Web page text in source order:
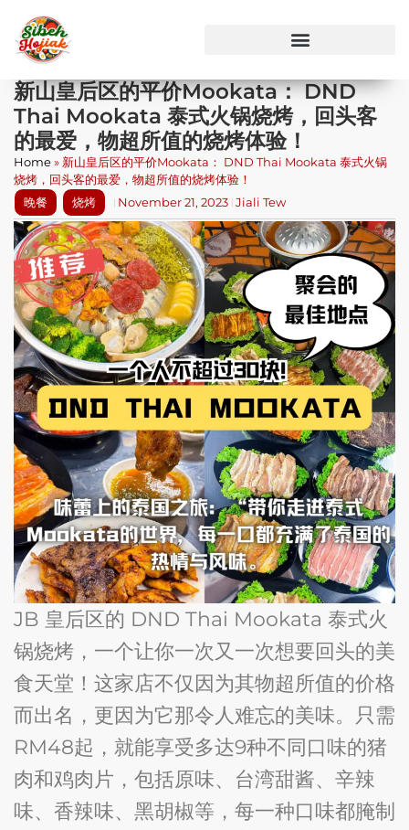
新山皇后区的平价Mookata： DND
Thai Mookata 泰式火锅烧烤，回头客
的最爱，物超所值的烧烤体验！
Home» 新山皇后区的平价Mookata： DND Thai Mookata 泰式火锅
烧烤，回头客的最爱，物超所值的烧烤体验！
晚餐
烧烤 November 21, 2023 Jiali Tew
JB 皇后区的 DND Thai Mookata 泰式火
锅烧烤，一个让你一次又一次想要回头的美
食天堂！这家店不仅因为其物超所值的价格
而出名，更因为它那令人难忘的美味。只需
RM48起，就能享受多达9种不同口味的猪
肉和鸡肉片，包括原味、台湾甜酱、辛辣
味、香辣味、黑胡椒等，每一种口味都腌制